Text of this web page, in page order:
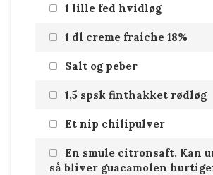
1 lille fed hvidløg
1 dl creme fraiche 18%
Salt og peber
1,5 spsk finthakket rødløg
Et nip chilipulver
En smule citronsaft. Kan
så bliver guacamolen